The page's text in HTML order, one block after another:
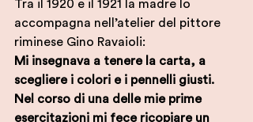
Tra il 1920 e il 1921 la madre lo
accompagna nell’atelier del pittore
riminese Gino Ravaioli:
Mi insegnava a tenere la carta, a
scegliere i colori e i pennelli giusti.
Nel corso di una delle mie prime
esercitazioni mi fece ricopiare un